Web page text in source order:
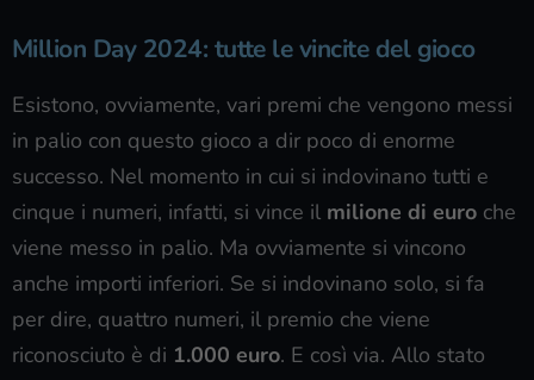
Million Day 2024: tutte le vincite del gioco
Esistono, ovviamente, vari premi che vengono messi
in palio con questo gioco a dir poco di enorme
successo. Nel momento in cui si indovinano tutti e
cinque i numeri, infatti, si vince il milione di euro che
viene messo in palio. Ma ovviamente si vincono
anche importi inferiori. Se si indovinano solo, si fa
per dire, quattro numeri, il premio che viene
riconosciuto è di 1.000 euro. E così via. Allo stato